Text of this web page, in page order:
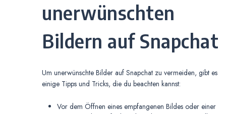
unerwünschten
Bildern auf Snapchat
Um unerwünschte Bilder auf Snapchat zu vermeiden, gibt es
einige Tipps und Tricks, die du beachten kannst:
Vor dem Öffnen eines empfangenen Bildes oder einer